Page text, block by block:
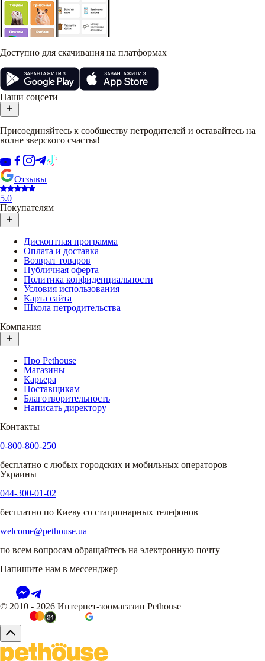
Доступно для скачивания на платформах
Наши соцсети
Присоединяйтесь к сообществу петродителей и оставайтесь на
волне зверского счастья!
Отзывы
5.0
Покупателям
Дисконтная программа
Оплата и доставка
Возврат товаров
Публичная оферта
Политика конфиденциальности
Условия использования
Карта сайта
Школа петродительства
Компания
Про Pethouse
Магазины
Карьера
Поставщикам
Благотворительность
Написать директору
Контакты
0-800-800-250
бесплатно с любых городских и мобильных операторов
Украины
044-300-01-02
бесплатно по Киеву со стационарных телефонов
welcome@pethouse.ua
по всем вопросам обращайтесь на электронную почту
Напишите нам в мессенджер
© 2010 - 2026 Интернет-зоомагазин Pethouse